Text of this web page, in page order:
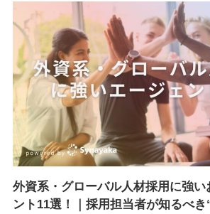
外資系・グローバル人材採用に強い
ント11選！｜採用担当者が知るべ